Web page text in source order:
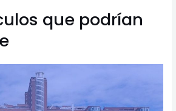
que podrían